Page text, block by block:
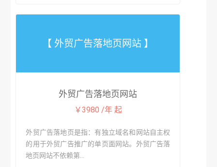
【 外贸广告落地页网站 】
外贸广告落地页网站
￥3980 /年 起
外贸广告落地页是指：有独立域名和网站自主权
的用于外贸广告推广的单页面网站。外贸广告落
地页网站不依赖第...